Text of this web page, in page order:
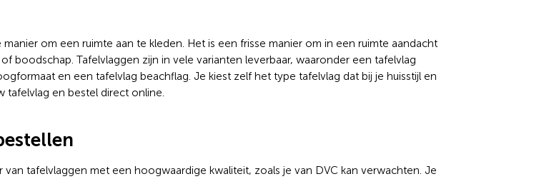
om een ruimte aan te kleden. Het is een frisse manier om in een ruimte aandacht
boodschap. Tafelvlaggen zijn in vele varianten leverbaar, waaronder een tafelvlag
en een tafelvlag beachflag. Je kiest zelf het type tafelvlag dat bij je huisstijl en
tafelvlag en bestel direct online.
van tafelvlaggen met een hoogwaardige kwaliteit, zoals je van DVC kan verwachten. Je